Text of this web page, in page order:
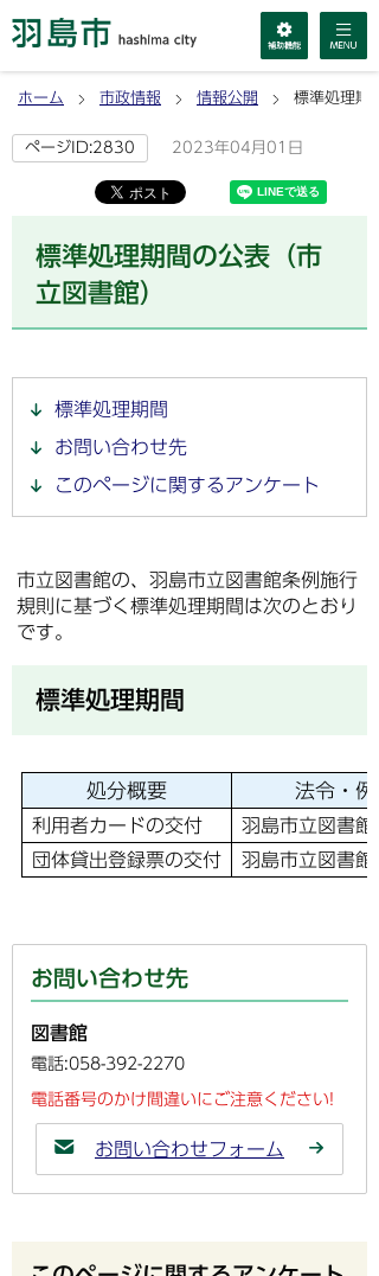
ホーム 市政情報 情報公開 標準処理期
ページID:2830 2023年04月01日
標準処理期間の公表（市
立図書館）
標準処理期間
お問い合わせ先
このページに関するアンケート
市立図書館の、羽島市立図書館条例施行
規則に基づく標準処理期間は次のとおり
です。
標準処理期間
処分概要 法令・例
利用者カードの交付
羽島市立図書館
団体貸出登録票の交付
羽島市立図書館
お問い合わせ先
図書館
電話:058-392-2270
電話番号のかけ間違いにご注意ください!
お問い合わせフォーム